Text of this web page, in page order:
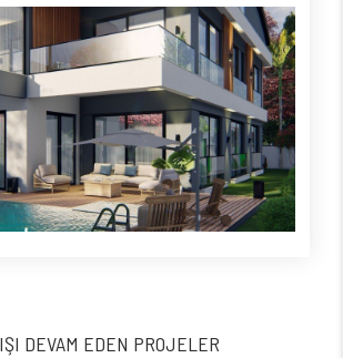
DEVAM EDEN PROJELER